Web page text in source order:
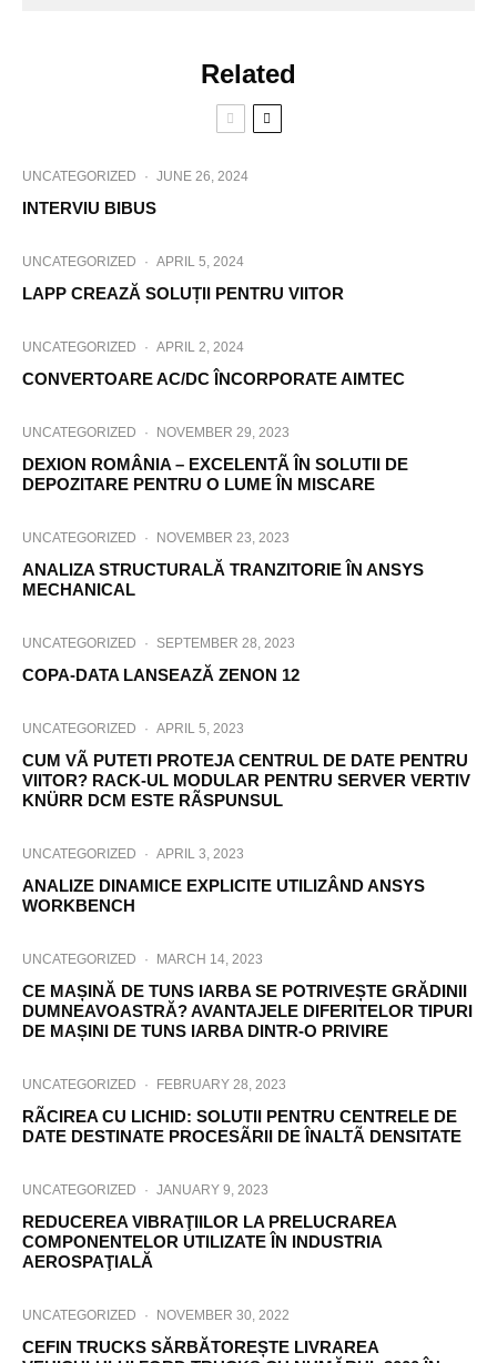
Related
UNCATEGORIZED · JUNE 26, 2024
INTERVIU BIBUS
UNCATEGORIZED · APRIL 5, 2024
LAPP CREAZĂ SOLUȚII PENTRU VIITOR
UNCATEGORIZED · APRIL 2, 2024
CONVERTOARE AC/DC ÎNCORPORATE AIMTEC
UNCATEGORIZED · NOVEMBER 29, 2023
DEXION ROMÂNIA – EXCELENTÃ ÎN SOLUTII DE
DEPOZITARE PENTRU O LUME ÎN MISCARE
UNCATEGORIZED · NOVEMBER 23, 2023
ANALIZA STRUCTURALĂ TRANZITORIE ÎN ANSYS
MECHANICAL
UNCATEGORIZED · SEPTEMBER 28, 2023
COPA-DATA LANSEAZĂ ZENON 12
UNCATEGORIZED · APRIL 5, 2023
CUM VÃ PUTETI PROTEJA CENTRUL DE DATE PENTRU
VIITOR? RACK-UL MODULAR PENTRU SERVER VERTIV
KNÜRR DCM ESTE RÃSPUNSUL
UNCATEGORIZED · APRIL 3, 2023
ANALIZE DINAMICE EXPLICITE UTILIZÂND ANSYS
WORKBENCH
UNCATEGORIZED · MARCH 14, 2023
CE MAȘINĂ DE TUNS IARBA SE POTRIVEȘTE GRĂDINII
DUMNEAVOASTRĂ? AVANTAJELE DIFERITELOR TIPURI
DE MAȘINI DE TUNS IARBA DINTR-O PRIVIRE
UNCATEGORIZED · FEBRUARY 28, 2023
RÃCIREA CU LICHID: SOLUTII PENTRU CENTRELE DE
DATE DESTINATE PROCESÃRII DE ÎNALTÃ DENSITATE
UNCATEGORIZED · JANUARY 9, 2023
REDUCEREA VIBRAŢIILOR LA PRELUCRAREA
COMPONENTELOR UTILIZATE ÎN INDUSTRIA
AEROSPAŢIALĂ
UNCATEGORIZED · NOVEMBER 30, 2022
CEFIN TRUCKS SĂRBĂTOREȘTE LIVRAREA